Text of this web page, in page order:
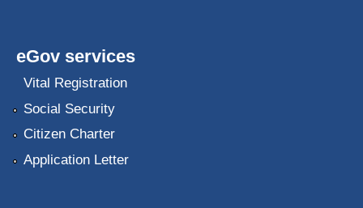
eGov services
Vital Registration
Social Security
Citizen Charter
Application Letter